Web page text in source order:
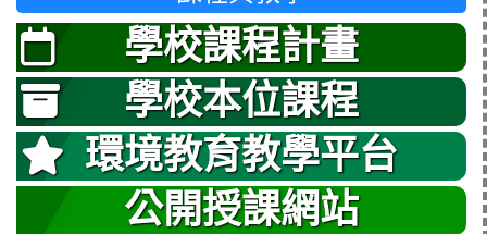
學校課程計畫
學校本位課程
環境教育教學平台
公開授課網站